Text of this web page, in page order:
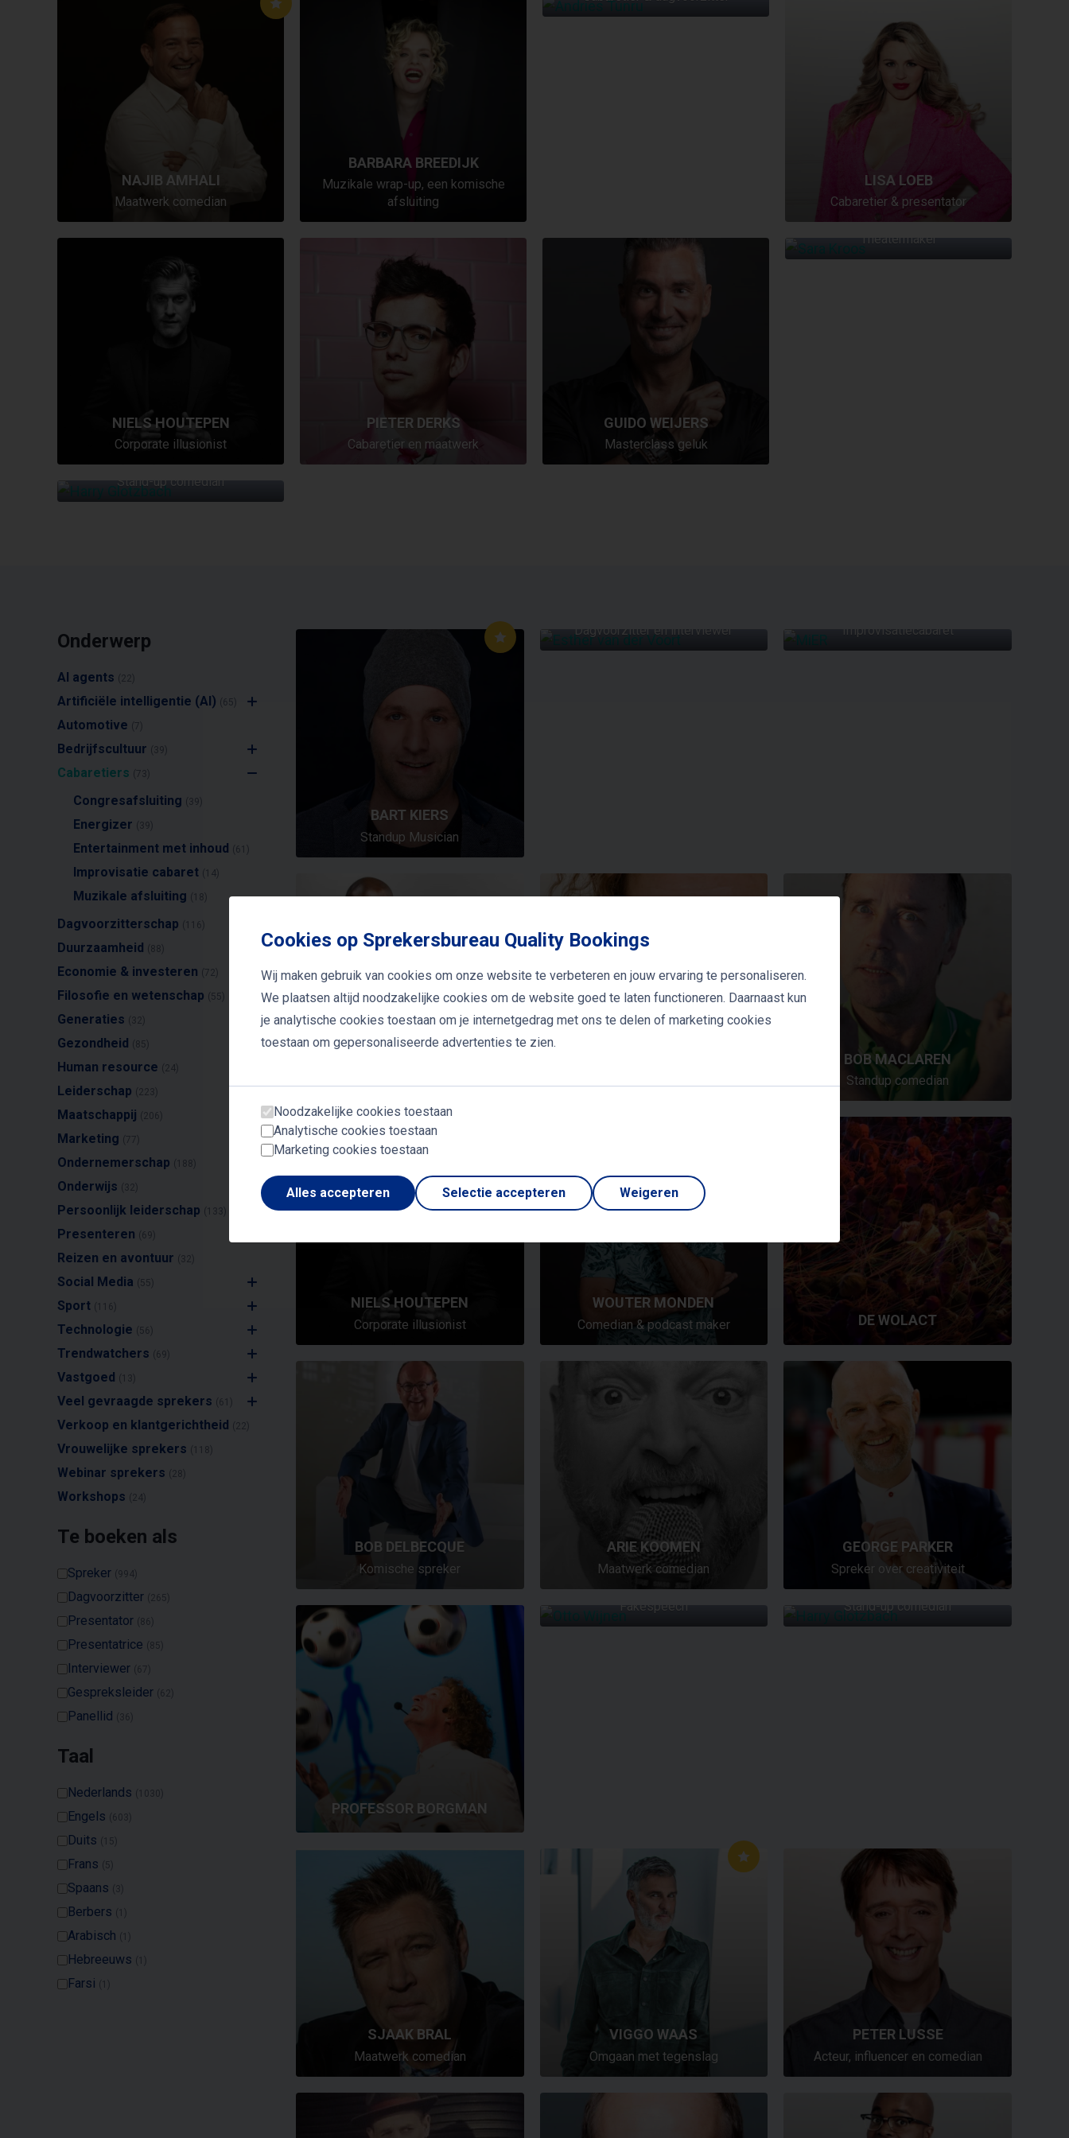
NAJIB AMHALI
Maatwerk comedian
BARBARA BREEDIJK
Muzikale wrap-up, een komische
afsluiting
LISA LOEB
Cabaretier & presentator
NIELS HOUTEPEN
Corporate illusionist
PIETER DERKS
Cabaretier en maatwerk
GUIDO WEIJERS
Masterclass geluk
Theatermaker
Stand-up comedian
Onderwerp
AI agents (22)
Artificiële intelligentie (AI) (65)
Automotive (7)
Bedrijfscultuur (39)
Cabaretiers (73)
Congresafsluiting (39)
Energizer (39)
Entertainment met inhoud (61)
Improvisatie cabaret (14)
Muzikale afsluiting (18)
Dagvoorzitterschap (116)
Duurzaamheid (88)
Economie & investeren (72)
Filosofie en wetenschap (55)
Generaties (32)
Gezondheid (85)
Human resource (24)
Leiderschap (223)
Maatschappij (206)
Marketing (77)
Ondernemerschap (188)
Onderwijs (32)
Persoonlijk leiderschap (133)
Presenteren (69)
Reizen en avontuur (32)
Social Media (55)
Sport (116)
Technologie (56)
Trendwatchers (69)
Vastgoed (13)
Veel gevraagde sprekers (61)
Verkoop en klantgerichtheid (22)
Vrouwelijke sprekers (118)
Webinar sprekers (28)
Workshops (24)
Te boeken als
Spreker (994)
Dagvoorzitter (265)
Presentator (86)
Presentatrice (85)
Interviewer (67)
Gespreksleider (62)
Panellid (36)
Taal
Nederlands (1030)
Engels (603)
Duits (15)
Frans (5)
Spaans (3)
Berbers (1)
Arabisch (1)
Hebreeuws (1)
Farsi (1)
BART KIERS
Standup Musician
Dagvoorzitter en interviewer Improvisatiecabaret
BOB MACLAREN
Standup comedian
NIELS HOUTEPEN
Corporate illusionist
WOUTER MONDEN
Comedian & podcast maker DE WOLACT
BOB DELBECQUE
Komische spreker
ARIE KOOMEN
Maatwerk comedian
GEORGE PARKER
Spreker over creativiteit
PROFESSOR BORGMAN
Fakespeech
HARRY GLOTZBACH
Stand-up comedian
SJAAK BRAL
Maatwerk comedian
VIGGO WAAS
Omgaan met tegenslag
PETER LUSSE
Acteur, influencer en comedian
Cookies op Sprekersbureau Quality Bookings
Wij maken gebruik van cookies om onze website te verbeteren en jouw ervaring te personaliseren.
We plaatsen altijd noodzakelijke cookies om de website goed te laten functioneren. Daarnaast kun
je analytische cookies toestaan om je internetgedrag met ons te delen of marketing cookies
toestaan om gepersonaliseerde advertenties te zien.
Noodzakelijke cookies toestaan
Analytische cookies toestaan
Marketing cookies toestaan
Alles accepteren Selectie accepteren Weigeren